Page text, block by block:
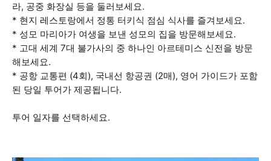
라, 공중 화장실 등을 둘러보세요.
* 현지 레스토랑에서 정통 터키식 점심 식사를 즐겨보세요.
* 성모 마리아가 여생을 보낸 성모의 집을 방문해보세요.
* 고대 세계 7대 불가사의 중 하나인 아르테미스 신전을 방문
해보세요.
* 공항 교통편 (4회), 국내선 항공권 (2매), 영어 가이드가 포함
된 당일 투어가 제공됩니다.
투어 일자를 선택하세요.